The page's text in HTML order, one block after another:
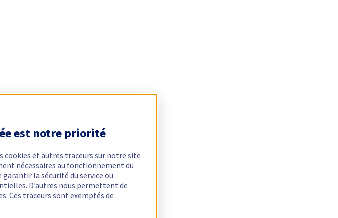
est notre priorité
cookies et autres traceurs sur notre site
nécessaires au fonctionnement du
la sécurité du service ou
D’autres nous permettent de
Ces traceurs sont exemptés de